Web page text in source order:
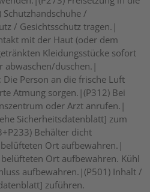
/
/ Gesichtsschutz tragen.|
mit der Haut (oder dem
Kleidungsstücke sofort
abwaschen/duschen.|
Die Person an die frische Luft
Atmung sorgen.|(P312) Bei
oder Arzt anrufen.|
Sicherheitsdatenblatt] zum
Behälter dicht
Ort aufbewahren.|
Ort aufbewahren. Kühl
aufbewahren.|(P501) Inhalt /
zuführen.